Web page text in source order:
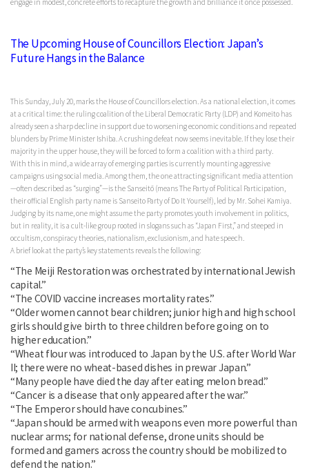
engage in modest, concrete efforts to recapture the growth and brilliance it once possessed.
The Upcoming House of Councillors Election: Japan’s
Future Hangs in the Balance
This Sunday, July 20, marks the House of Councillors election. As a national election, it comes
at a critical time: the ruling coalition of the Liberal Democratic Party (LDP) and Komeito has
already seen a sharp decline in support due to worsening economic conditions and repeated
blunders by Prime Minister Ishiba. A crushing defeat now seems inevitable. If they lose their
majority in the upper house, they will be forced to form a coalition with a third party.
With this in mind, a wide array of emerging parties is currently mounting aggressive
campaigns using social media. Among them, the one attracting significant media attention
—often described as “surging”—is the Sanseitō (means The Party of Political Participation,
their official English party name is Sanseito Party of Do It Yourself), led by Mr. Sohei Kamiya.
Judging by its name, one might assume the party promotes youth involvement in politics,
but in reality, it is a cult-like group rooted in slogans such as “Japan First,” and steeped in
occultism, conspiracy theories, nationalism, exclusionism, and hate speech.
A brief look at the party’s key statements reveals the following:
“The Meiji Restoration was orchestrated by international Jewish
capital.”
“The COVID vaccine increases mortality rates.”
“Older women cannot bear children; junior high and high school
girls should give birth to three children before going on to
higher education.”
“Wheat flour was introduced to Japan by the U.S. after World War
II; there were no wheat-based dishes in prewar Japan.”
“Many people have died the day after eating melon bread.”
“Cancer is a disease that only appeared after the war.”
“The Emperor should have concubines.”
“Japan should be armed with weapons even more powerful than
nuclear arms; for national defense, drone units should be
formed and gamers across the country should be mobilized to
defend the nation.”